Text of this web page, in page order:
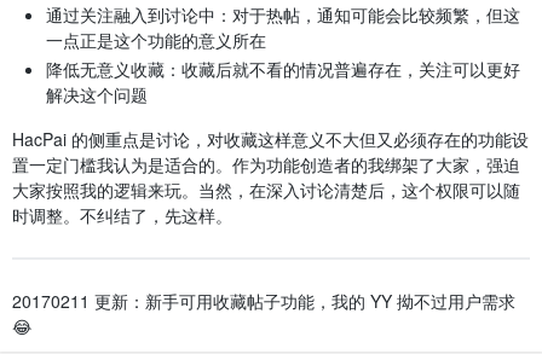
通过关注融入到讨论中：对于热帖，通知可能会比较频繁，但这
一点正是这个功能的意义所在
降低无意义收藏：收藏后就不看的情况普遍存在，关注可以更好
解决这个问题
HacPai 的侧重点是讨论，对收藏这样意义不大但又必须存在的功能设
置一定门槛我认为是适合的。作为功能创造者的我绑架了大家，强迫
大家按照我的逻辑来玩。当然，在深入讨论清楚后，这个权限可以随
时调整。不纠结了，先这样。
20170211 更新：新手可用收藏帖子功能，我的 YY 拗不过用户需求
😂